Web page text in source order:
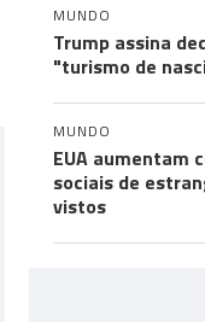
MUNDO
Trump assina
"turismo de
MUNDO
EUA aumentam
sociais de
vistos